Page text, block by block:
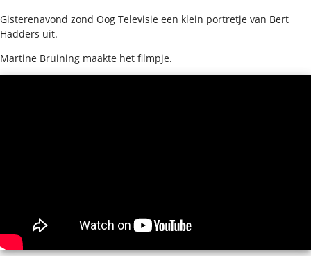
Gisterenavond zond Oog Televisie een klein portretje van Bert
Hadders uit.
Martine Bruining maakte het filmpje.